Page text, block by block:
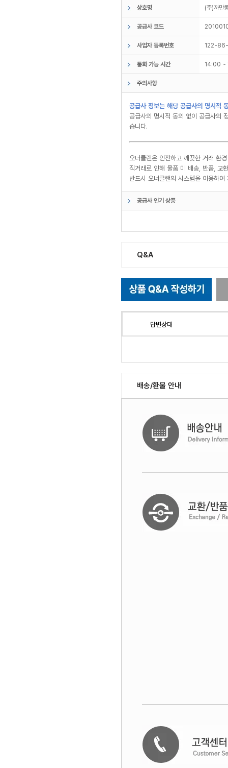
상호명 (주)까
공급사 코드
사업자 등록번호 122-
통화 가능 시간 14:00
주의사항
공급사 정보는 해당 공급사의 명시적
공급사의 명시적 동의 없이 공급사의
습니다.
오너클랜은 안전하고 깨끗한 거래 환
직거래로 인해 물품 미 배송, 반품, 교
반드시 오너클랜의 시스템을 이용하
공급사 인기 상품
Q&A
답변상태
배송/환불 안내